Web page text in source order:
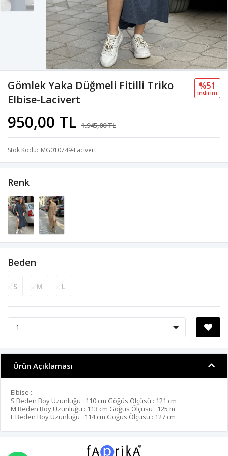
Gömlek Yaka Düğmeli Fitilli Triko
Elbise-Lacivert
950,00 TL 1.945,00 TL
%51
i̇ndi̇ri̇m
Stok Kodu MG010749-Lacivert
Renk
Beden
S M L
Ürün Açıklaması
Elbise :
S Beden Boy Uzunluğu : 110 cm Göğüs Ölçüsü : 121 cm
M Beden Boy Uzunluğu : 113 cm Göğüs Ölçüsü : 125 m
L Beden Boy Uzunluğu : 114 cm Göğüs Ölçüsü : 127 cm